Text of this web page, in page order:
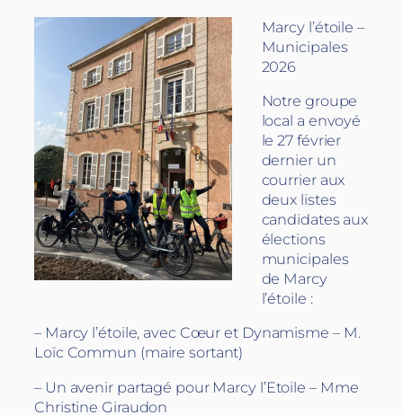
Marcy l’étoile –
Municipales
2026
Notre groupe
local a envoyé
le 27 février
dernier un
courrier aux
deux listes
candidates aux
élections
municipales
de Marcy
l’étoile :
– Marcy l’étoile, avec Cœur et Dynamisme – M.
Loïc Commun (maire sortant)
– Un avenir partagé pour Marcy l’Etoile – Mme
Christine Giraudon